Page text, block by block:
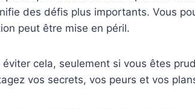
des défis plus importants. Vous
peut être mise en péril.
éviter cela, seulement si vous êtes
vos secrets, vos peurs et vos